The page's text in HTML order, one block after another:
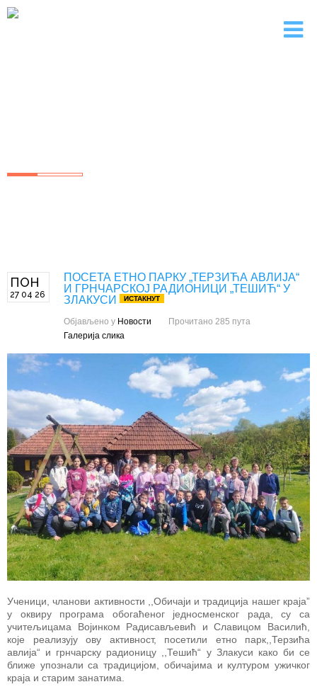
ПОН
27 04 26
ПОСЕТА EТНО ПАРКУ „ТЕРЗИЋА АВЛИЈА“
И ГРНЧАРСКОЈ РАДИОНИЦИ „ТЕШИЋ“ У
ЗЛАКУСИ
ИСТАКНУТ
Објављено у Новости
Прочитано 285 пута
Галерија слика
Ученици, чланови активности ,,Обичаји и традиција нашег краја”
у оквиру програма обогаћеног једносменског рада, су са
учитељицама Војинком Радисављевић и Славицом Василић,
које реализују ову активност, посетили етно парк,,Терзића
авлија“ и грнчарску радионицу ,,Тешић“ у Злакуси како би се
ближе упознали са традицијом, обичајима и културом ужичког
краја и старим занатима.